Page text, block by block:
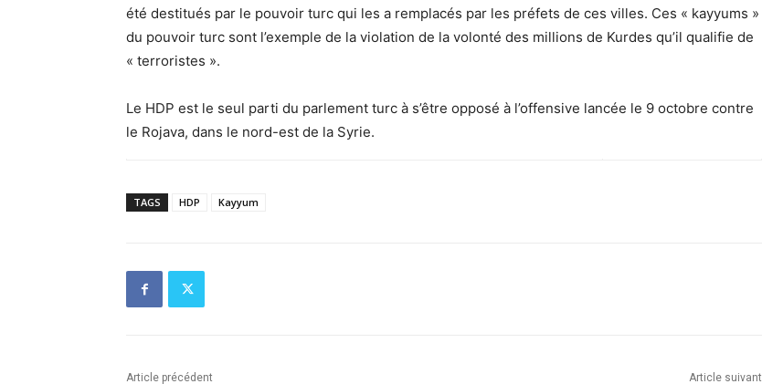
été destitués par le pouvoir turc qui les a remplacés par les préfets de ces villes. Ces « kayyums »
du pouvoir turc sont l’exemple de la violation de la volonté des millions de Kurdes qu’il qualifie de
« terroristes ».
Le HDP est le seul parti du parlement turc à s’être opposé à l’offensive lancée le 9 octobre contre
le Rojava, dans le nord-est de la Syrie.
TAGS HDP Kayyum
Article précédent Article suivant